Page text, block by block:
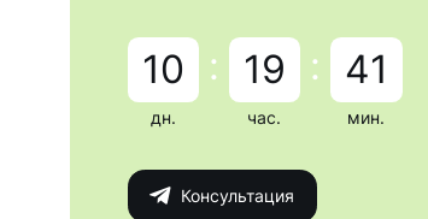
10
дн.
: 19
час.
: 41
мин.
Консультация